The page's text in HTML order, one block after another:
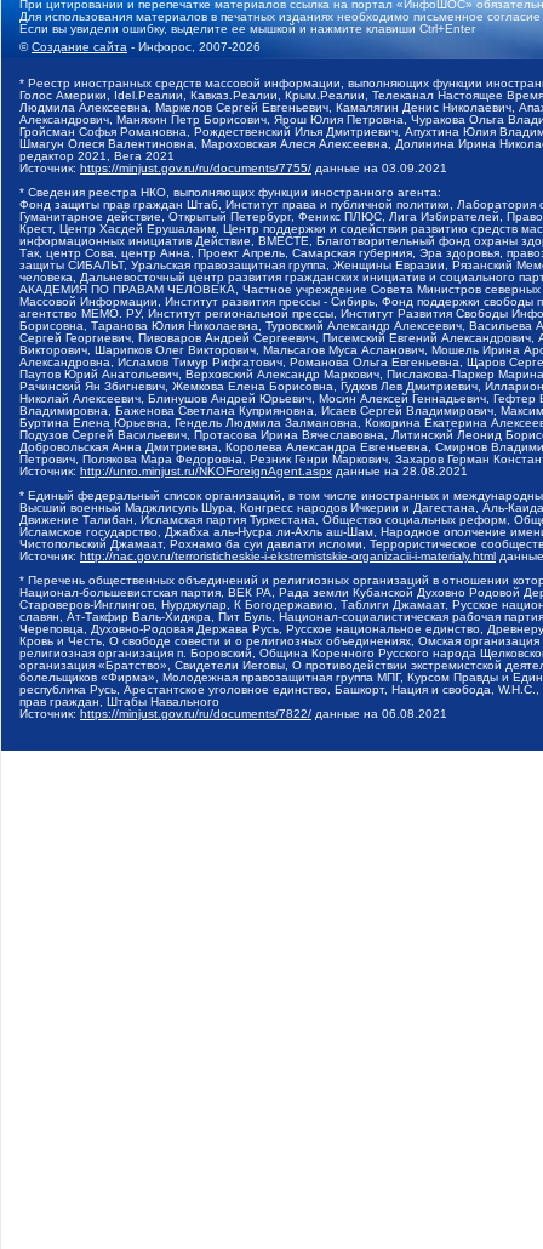
При цитировании и перепечатке материалов ссылка на портал «ИнфоШОС»
Для использования материалов в печатных изданиях необходимо письменное
Если вы увидели ошибку, выделите ее мышкой и нажмите клавиши Ctrl+Enter
©Создание сайта - Инфорос, 2007-2026
* Реестр иностранных средств массовой информации, выполняющих функции
Голос Америки, Idel.Реалии, Кавказ.Реалии, Крым.Реалии, Телеканал Настоящее
Людмила Алексеевна, Маркелов Сергей Евгеньевич, Камалягин Денис Николаевич,
Александрович, Маняхин Петр Борисович, Ярош Юлия Петровна, Чуракова Ольга
Гройсман Софья Романовна, Рождественский Илья Дмитриевич, Апухтина Юлия
Шмагун Олеся Валентиновна, Мароховская Алеся Алексеевна, Долинина Ирина
редактор 2021, Вега 2021
Источник: https://minjust.gov.ru/ru/documents/7755/ данные на 03.09.2021
* Сведения реестра НКО, выполняющих функции иностранного агента:
Фонд защиты прав граждан Штаб, Институт права и публичной политики,
Гуманитарное действие, Открытый Петербург, Феникс ПЛЮС, Лига Избирателей,
Крест, Центр Хасдей Ерушалаим, Центр поддержки и содействия развитию средств
информационных инициатив Действие, ВМЕСТЕ, Благотворительный фонд охраны
Так, центр Сова, центр Анна, Проект Апрель, Самарская губерния, Эра здоровья,
защиты СИБАЛЬТ, Уральская правозащитная группа, Женщины Евразии, Рязанский
человека, Дальневосточный центр развития гражданских инициатив и социального
АКАДЕМИЯ ПО ПРАВАМ ЧЕЛОВЕКА, Частное учреждение Совета Министров северных
Массовой Информации, Институт развития прессы - Сибирь, Фонд поддержки
агентство МЕМО. РУ, Институт региональной прессы, Институт Развития Свободы
Борисовна, Таранова Юлия Николаевна, Туровский Александр Алексеевич,
Сергей Георгиевич, Пивоваров Андрей Сергеевич, Писемский Евгений
Викторович, Шарипков Олег Викторович, Мальсагов Муса Асланович, Мошель Ирина
Александровна, Исламов Тимур Рифгатович, Романова Ольга Евгеньевна, Щаров
Паутов Юрий Анатольевич, Верховский Александр Маркович, Пислакова-Паркер
Рачинский Ян Збигневич, Жемкова Елена Борисовна, Гудков Лев Дмитриевич,
Николай Алексеевич, Блинушов Андрей Юрьевич, Мосин Алексей Геннадьевич,
Владимировна, Баженова Светлана Куприяновна, Исаев Сергей Владимирович,
Буртина Елена Юрьевна, Гендель Людмила Залмановна, Кокорина Екатерина
Подузов Сергей Васильевич, Протасова Ирина Вячеславовна, Литинский Леонид
Добровольская Анна Дмитриевна, Королева Александра Евгеньевна, Смирнов
Петрович, Полякова Мара Федоровна, Резник Генри Маркович, Захаров Герман
Источник: http://unro.minjust.ru/NKOForeignAgent.aspx данные на 28.08.2021
* Единый федеральный список организаций, в том числе иностранных и
Высший военный Маджлисуль Шура, Конгресс народов Ичкерии и Дагестана, Аль-
Движение Талибан, Исламская партия Туркестана, Общество социальных реформ,
Исламское государство, Джабха аль-Нусра ли-Ахль аш-Шам, Народное ополчение
Чистопольский Джамаат, Рохнамо ба суи давлати исломи, Террористическое
Источник: http://nac.gov.ru/terroristicheskie-i-ekstremistskie-organizacii-i-materialy.html
* Перечень общественных объединений и религиозных организаций в отношении
Национал-большевистская партия, ВЕК РА, Рада земли Кубанской Духовно Родовой
Староверов-Инглингов, Нурджулар, К Богодержавию, Таблиги Джамаат, Русское
славян, Ат-Такфир Валь-Хиджра, Пит Буль, Национал-социалистическая рабочая
Череповца, Духовно-Родовая Держава Русь, Русское национальное единство,
Кровь и Честь, О свободе совести и о религиозных объединениях, Омская
религиозная организация п. Боровский, Община Коренного Русского народа
организация «Братство», Свидетели Иеговы, О противодействии экстремистской
болельщиков «Фирма», Молодежная правозащитная группа МПГ, Курсом Правды и
республика Русь, Арестантское уголовное единство, Башкорт, Нация и свобода,
прав граждан, Штабы Навального
Источник: https://minjust.gov.ru/ru/documents/7822/ данные на 06.08.2021